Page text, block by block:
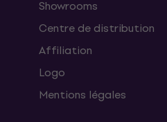
Showrooms
Centre de distribution
Affiliation
Logo
Mentions légales